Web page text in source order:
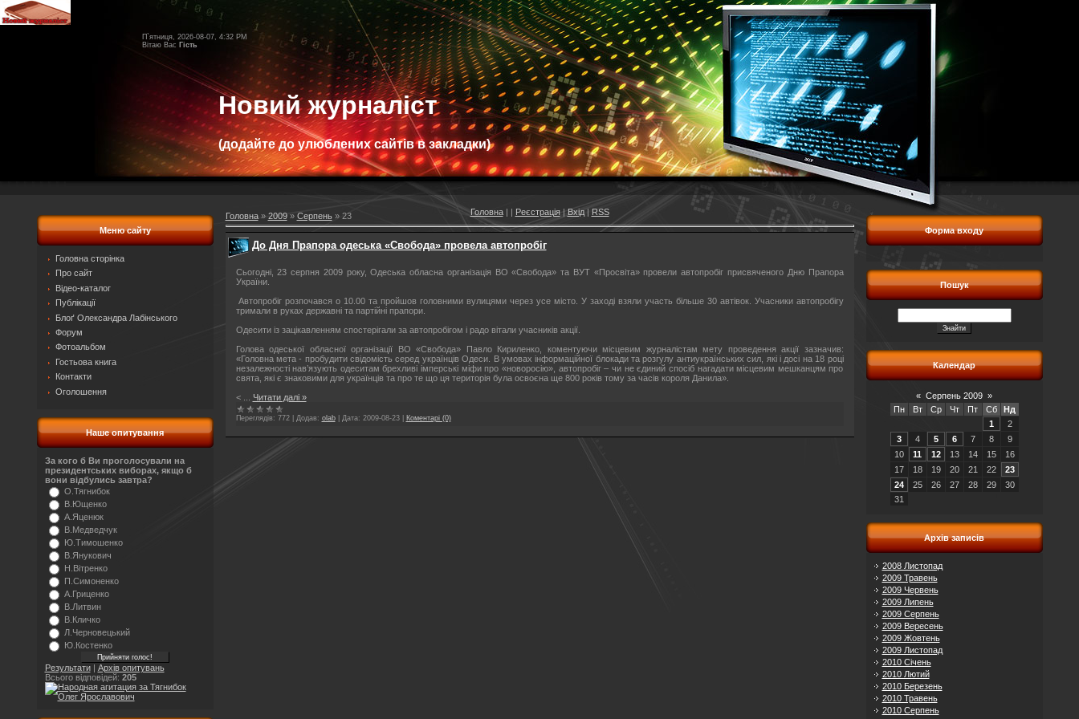
П`ятниця, 2026-08-07, 4:32 PM
Вітаю Вас Гість
Новий журналіст
(додайте до улюблених сайтів в закладки)
Головна| | Реєстрація| Вхід| RSS
Меню сайту
Головна сторінка
Про сайт
Відео-каталог
Публікації
Блоґ Олександра Лабінського
Форум
Фотоальбом
Гостьова книга
Контакти
Оголошення
Наше опитування
За кого б Ви проголосували на
президентських виборах, якщо б
вони відбулись завтра?
О.Тягнибок
В.Ющенко
А.Яценюк
В.Медведчук
Ю.Тимошенко
В.Янукович
Н.Вітренко
П.Симоненко
А.Гриценко
В.Литвин
В.Кличко
Л.Черновецький
Ю.Костенко
Результати| Архів опитувань
Всього відповідей: 205
Головна» 2009 » Серпень » 23
До Дня Прапора одеська «Свобода» провела автопробіг
Сьогодні, 23 серпня 2009 року, Одеська обласна організація ВО «Свобода» та ВУТ «Просвіта» провели автопробіг присвяченого Дню Прапора
України.
Автопробіг розпочався о 10.00 та пройшов головними вулицями через усе місто. У заході взяли участь більше 30 автівок. Учасники автопробігу
тримали в руках державні та партійні прапори.
Одесити із зацікавленням спостерігали за автопробігом і радо вітали учасників акції.
Голова одеської обласної організації ВО «Свобода» Павло Кириленко, коментуючи місцевим журналістам мету проведення акції зазначив:
«Головна мета - пробудити свідомість серед українців Одеси. В умовах інформаційної блокади та розгулу антиукраїнських сил, які і досі на 18 році
незалежності нав’язують одеситам брехливі імперські міфи про «новоросію», автопробіг – чи не єдиний спосіб нагадати місцевим мешканцям про
свята, які є знаковими для українців та про те що ця територія була освоєна ще 800 років тому за часів короля Данила».
<
Читати далі »
Переглядів: 772 Додав: olab Дата: 2009-08-23 Коментарі (0)
Форма входу
Пошук
Календар
« Серпень 2009 »
Пн
Вт Ср Чт Пт Сб
Нд
1
2
3
4 5 6 7 8
9
10
11 12 13 14 15
16
17
18 19 20 21 22
23
24
25 26 27 28 29
30
31
Архів записів
2008 Листопад
2009 Травень
2009 Червень
2009 Липень
2009 Серпень
2009 Вересень
2009 Жовтень
2009 Листопад
2010 Січень
2010 Лютий
2010 Березень
2010 Травень
2010 Серпень